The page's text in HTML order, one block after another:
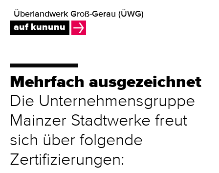
Überlandwerk Groß-Gerau (ÜWG)
auf kununu
Mehrfach ausgezeichnet
Die Unternehmensgruppe
Mainzer Stadtwerke freut
sich über folgende
Zertifizierungen: